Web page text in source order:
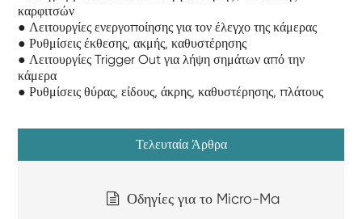
καρφιτσών
● Λειτουργίες ενεργοποίησης για τον έλεγχο της κάμερας
● Ρυθμίσεις έκθεσης, ακμής, καθυστέρησης
● Λειτουργίες Trigger Out για λήψη σημάτων από την
κάμερα
● Ρυθμίσεις θύρας, είδους, άκρης, καθυστέρησης, πλάτους
Τελευταία Άρθρα
Οδηγίες για το Micro-Ma